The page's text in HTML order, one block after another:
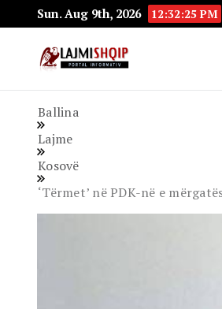
Sun. Aug 9th, 2026 12:32:26 PM
Ballina
Lajme
Kosovë
‘Tërmet’ në PDK-në e